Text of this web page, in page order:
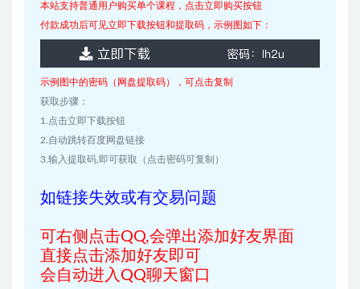
本站支持普通用户购买单个课程，点击立即购买按钮
付款成功后可见立即下载按钮和提取码，示例图如下：
示例图中的密码（网盘提取码），可点击复制
获取步骤：
1.点击立即下载按钮
2.自动跳转百度网盘链接
3.输入提取码,即可获取（点击密码可复制）
如链接失效或有交易问题
可右侧点击QQ,会弹出添加好友界面
直接点击添加好友即可
会自动进入QQ聊天窗口